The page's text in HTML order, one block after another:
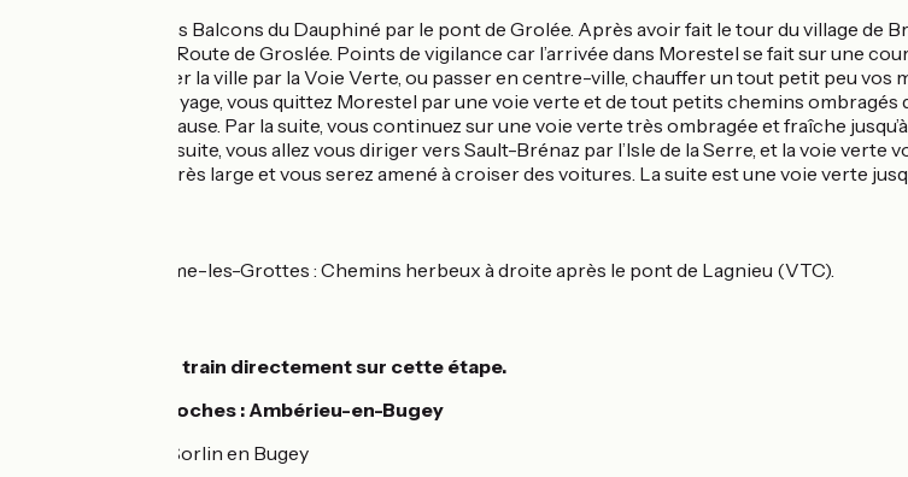
Vous entrez sur les Balcons du Dauphiné par le pont de Grolée. Après avoir fait le tour du village
verte le long de la Route de Groslée. Points de vigilance car l’arrivée dans Morestel se fait sur une
pouvez contourner la ville par la Voie Verte, ou passer en centre-ville, chauffer un tout petit peu
Pour la suite du voyage, vous quittez Morestel par une voie verte et de tout petits chemins
parfait pour une pause. Par la suite, vous continuez sur une voie verte très ombragée et fraîche
et restaurants. Ensuite, vous allez vous diriger vers Sault-Brénaz par l’Isle de la Serre, et la voie
trottoir n’est pas très large et vous serez amené à croiser des voitures. La suite est une voie verte
Lagnieu <> La Balme-les-Grottes : Chemins herbeux à droite après le pont de Lagnieu (VTC).
Attention pas de train directement sur cette étape.
Gares les plus proches : Ambérieu-en-Bugey
A 13 km de Saint-Sorlin en Bugey